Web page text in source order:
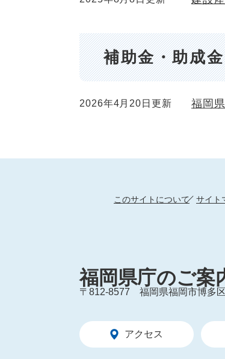
補助金・助成金
2026年4月20日更新 福岡
このサイトについて サイト
福岡県庁のご案
〒812-8577
福岡県福岡市博多
アクセス